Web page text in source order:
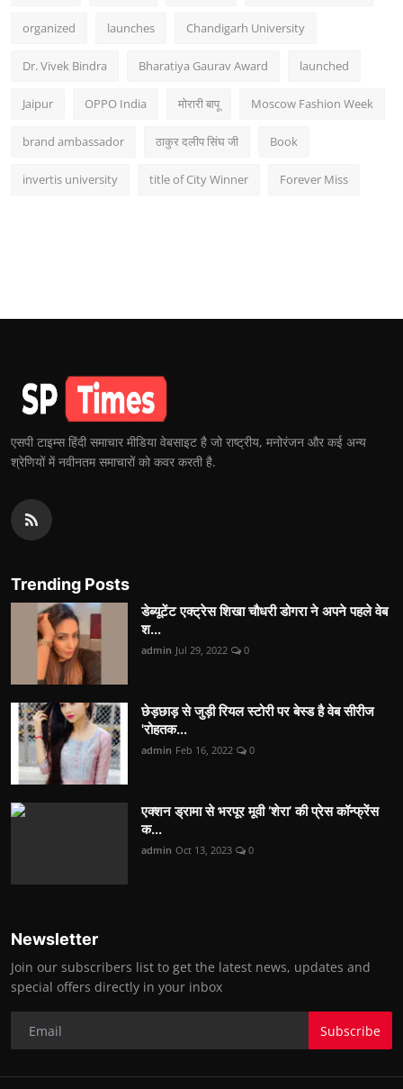
organized launches Chandigarh University
Dr. Vivek Bindra Bharatiya Gaurav Award launched
Jaipur OPPO India मोरारी बापू Moscow Fashion Week
brand ambassador ठाकुर दलीप सिंघ जी Book
invertis university title of City Winner Forever Miss
एसपी टाइम्स हिंदी समाचार मीडिया वेबसाइट है जो राष्ट्रीय, मनोरंजन और कई अन्य
श्रेणियों में नवीनतम समाचारों को कवर करती है.
Trending Posts
डेब्यूटेंट एक्ट्रेस शिखा चौधरी डोगरा ने अपने पहले वेब
श...
admin Jul 29, 2022 0
छेड़छाड़ से जुड़ी रियल स्टोरी पर बेस्ड है वेब सीरीज
'रोहतक...
admin Feb 16, 2022 0
एक्शन ड्रामा से भरपूर मूवी ‘शेरा’ की प्रेस कॉन्फ्रेंस
क...
admin Oct 13, 2023 0
Newsletter
Join our subscribers list to get the latest news, updates and
special offers directly in your inbox
Subscribe